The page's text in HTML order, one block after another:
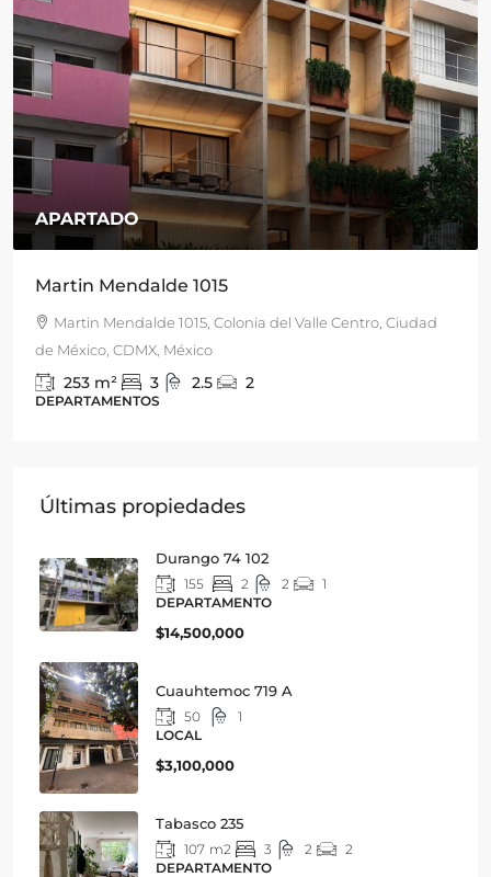
Ciudad
$15,900,000/MN
San Francisco 1843, Actipan
San Francisco 1843, Actipan, Benito Juárez,
de México, CDMX, México
330 m2
Últimas propiedades
Durango 74 102
155 2 2
1
DEPARTAMENTO
$14,500,000
Cuauhtemoc 719 A
50
1
LOCAL
$3,100,000
Tabasco 235
107 m2 3 2
2
DEPARTAMENTO